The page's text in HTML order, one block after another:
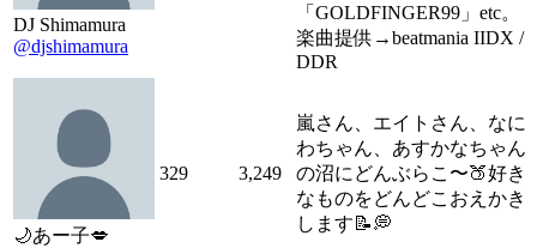
DJ Shimamura
@djshimamura
「GOLDFINGER99」etc。
楽曲提供→beatmania IIDX /
DDR
🌙あー子💋
329 3,249
嵐さん、エイトさん、なに
わちゃん、あすかなちゃん
の沼にどんぶらこ〜🍑好き
なものをどんどこおえかき
します📝💭